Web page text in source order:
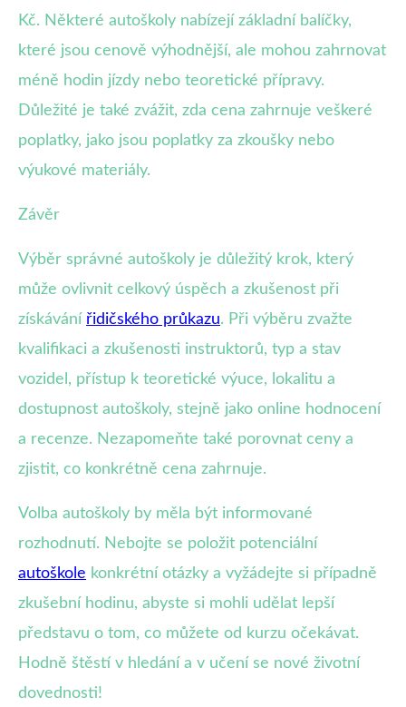
Kč. Některé autoškoly nabízejí základní balíčky,
které jsou cenově výhodnější, ale mohou zahrnovat
méně hodin jízdy nebo teoretické přípravy.
Důležité je také zvážit, zda cena zahrnuje veškeré
poplatky, jako jsou poplatky za zkoušky nebo
výukové materiály.
Závěr
Výběr správné autoškoly je důležitý krok, který
může ovlivnit celkový úspěch a zkušenost při
získávání řidičského průkazu. Při výběru zvažte
kvalifikaci a zkušenosti instruktorů, typ a stav
vozidel, přístup k teoretické výuce, lokalitu a
dostupnost autoškoly, stejně jako online hodnocení
a recenze. Nezapomeňte také porovnat ceny a
zjistit, co konkrétně cena zahrnuje.
Volba autoškoly by měla být informované
rozhodnutí. Nebojte se položit potenciální
autoškole konkrétní otázky a vyžádejte si případně
zkušební hodinu, abyste si mohli udělat lepší
představu o tom, co můžete od kurzu očekávat.
Hodně štěstí v hledání a v učení se nové životní
dovednosti!